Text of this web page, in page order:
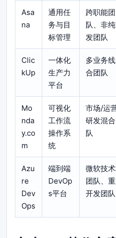
Asa
na
通用任
务与目
标管理
跨职能团
队、非
发团队
Clic
kUp
一体化
生产力
平台
多业务
合团队
Mo
nda
y.co
m
可视化
工作流
操作系
统
市场/运
研发混
队
Azu
re
Dev
Ops
端到端
DevOp
s平台
微软技
团队、
开发团队